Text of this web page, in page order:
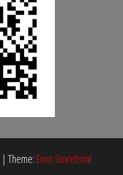
| Theme: Envo Storefront